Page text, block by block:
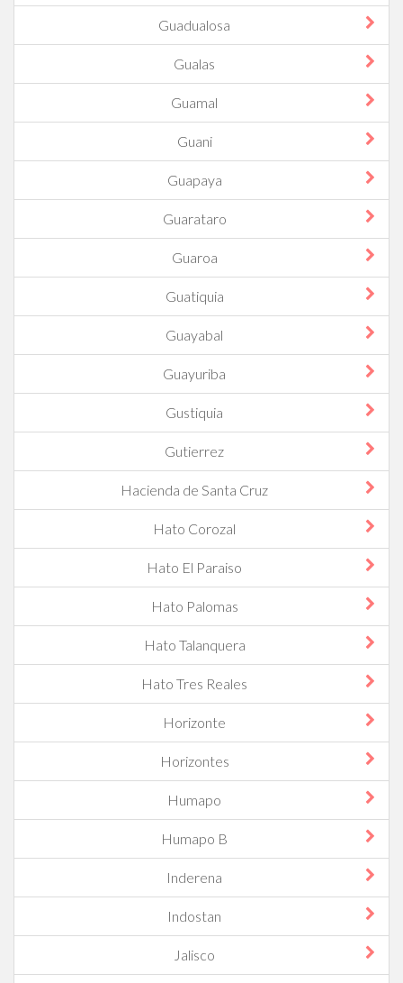
Guadualosa
Gualas
Guamal
Guani
Guapaya
Guarataro
Guaroa
Guatiquia
Guayabal
Guayuriba
Gustiquia
Gutierrez
Hacienda de Santa Cruz
Hato Corozal
Hato El Paraiso
Hato Palomas
Hato Talanquera
Hato Tres Reales
Horizonte
Horizontes
Humapo
Humapo B
Inderena
Indostan
Jalisco